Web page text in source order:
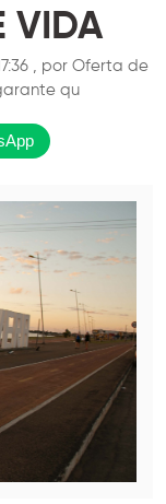
VIDA
, por Oferta de
qu